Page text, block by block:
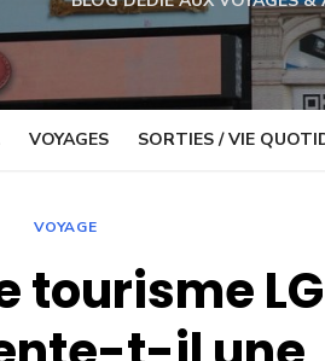
VOYAGES SORTIES / VIE
VOYAGE
tourisme